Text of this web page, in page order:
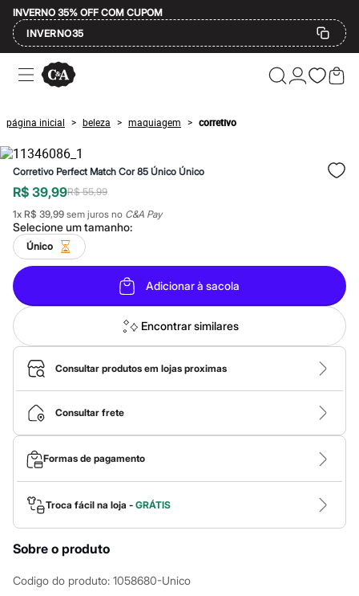
INVERNO 35% OFF COM CUPOM
INVERNO35
Ofertas
Compre por Departamento
Masculino
Infantil
Calçados
Mindse7
Plus Size
Até 20% off
Até 40% off
Até 60% off
A partir de 60% off
Feminino
Em alta
Inverno
Alfaiataria
Novidades
Roupas
Blusas e Camisetas
Básicos
Calças
Casacos e Jaquetas
Jeans
Macacões
Saias
Shorts e Bermudas
Vestidos
Acessórios
Bolsas
Bonés e Chapéus
Bijoux
Cintos
Relógios
Botas
página inicial > beleza > maquiagem > corretivo
Corretivo Perfect Match Cor 85 Único Único
R$ 39,99R$ 55,99
1x R$ 39,99 sem juros no C&A Pay
Selecione umtamanho:
Único
Adicionar à sacola
Encontrar similares
Consultar produtos em lojas proximas
Consultar frete
Formas de pagamento
Troca fácil na loja - GRÁTIS
Sobre o produto
Codigo do produto: 1058680-Unico